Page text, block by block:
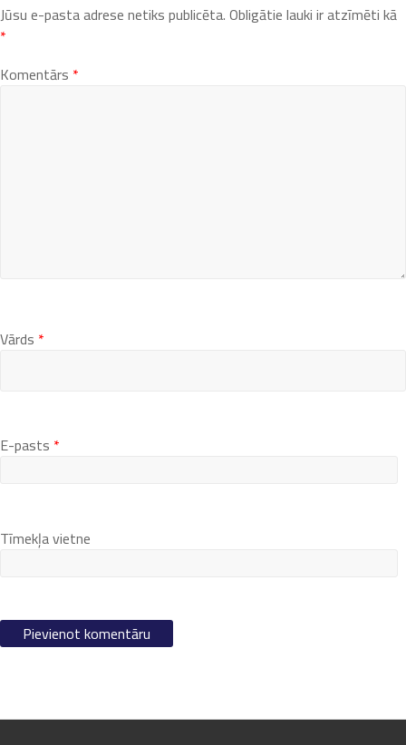
Jūsu e-pasta adrese netiks publicēta.Obligātie lauki ir atzīmēti kā
*
Komentārs *
Vārds *
E-pasts *
Tīmekļa vietne